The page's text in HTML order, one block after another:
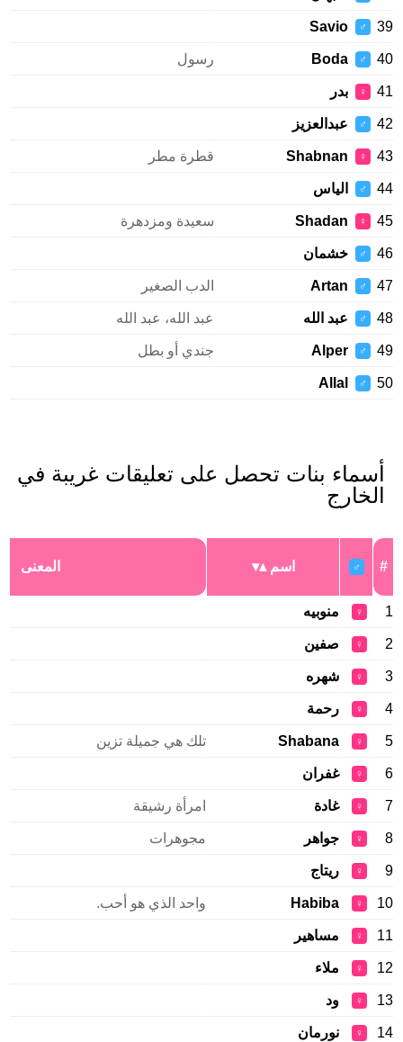
39
♂
Savio
40
♂
Boda رسول
41
♀ بدر
42
♂ عبدالعزيز
43
♀
Shabnan قطرة مطر
44
♂ الياس
45
♀
Shadan سعيدة ومزدهرة
46
♂ خشمان
47
♂
Artan الدب الصغير
48
♂ عبد الله عبد الله، عبد الله
49
♂
Alper جندي أو بطل
50
♂
Allal
أسماء بنات تحصل على تعليقات غريبة في
الخارج
#
♂ اسم المعنى
1
♀ منوبيه
2
♀ صفين
3
♀ شهره
4
♀ رحمة
5
♀
Shabana تلك هي جميلة تزين
6
♀ غفران
7
♀ غادة امرأة رشيقة
8
♀ جواهر مجوهرات
9
♀ ريتاج
10
♀
Habiba واحد الذي هو أحب.
11
♀ مساهير
12
♀ ملاء
13
♀ ود
14
♀ نورمان